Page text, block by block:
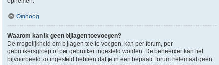
Omhoog
Waarom kan ik geen bijlagen toevoegen?
De mogelijkheid om bijlagen toe te voegen, kan per forum, per
gebruikersgroep of per gebruiker ingesteld worden. De beheerder kan het
bijvoorbeeld zo ingesteld hebben dat je in een bepaald forum helemaal geen